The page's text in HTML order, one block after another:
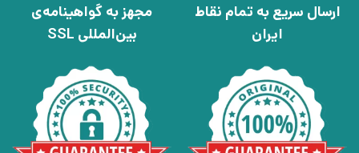
ارسال سریع به تمام نقاط
ایران
مجهز به گواهینامه‌ی
بین‌المللی SSL